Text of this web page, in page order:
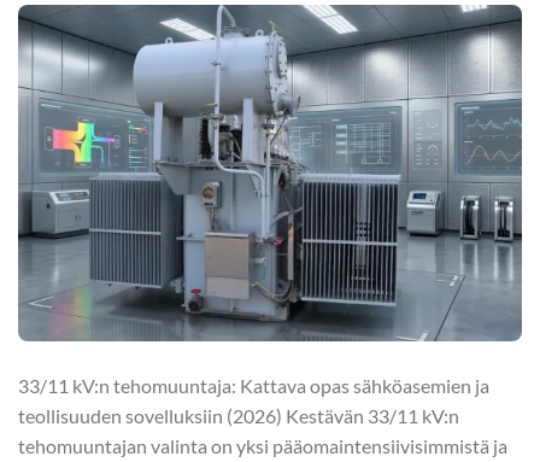
33/11 kV:n tehomuuntaja: Kattava opas sähköasemien ja
teollisuuden sovelluksiin (2026) Kestävän 33/11 kV:n
tehomuuntajan valinta on yksi pääomaintensiivisimmistä ja